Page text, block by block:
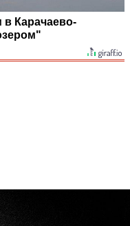
в Карачаево-